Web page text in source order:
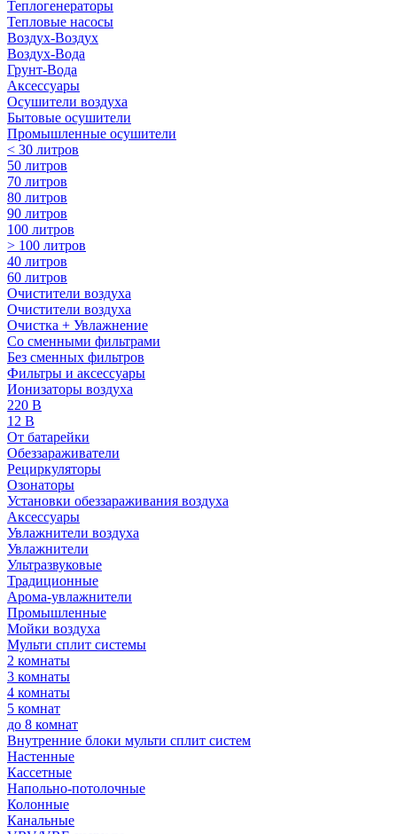
Теплогенераторы
Тепловые насосы
Воздух-Воздух
Воздух-Вода
Грунт-Вода
Аксессуары
Осушители воздуха
Бытовые осушители
Промышленные осушители
< 30 литров
50 литров
70 литров
80 литров
90 литров
100 литров
> 100 литров
40 литров
60 литров
Очистители воздуха
Очистители воздуха
Очистка + Увлажнение
Cо сменными фильтрами
Без сменных фильтров
Фильтры и аксессуары
Ионизаторы воздуха
220 В
12 В
От батарейки
Обеззараживатели
Рециркуляторы
Озонаторы
Установки обеззараживания воздуха
Аксессуары
Увлажнители воздуха
Увлажнители
Ультразвуковые
Традиционные
Арома-увлажнители
Промышленные
Мойки воздуха
Мульти сплит системы
2 комнаты
3 комнаты
4 комнаты
5 комнат
до 8 комнат
Внутренние блоки мульти сплит систем
Настенные
Кассетные
Напольно-потолочные
Колонные
Канальные